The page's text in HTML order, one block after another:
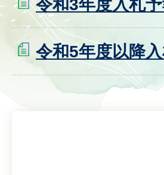
令和3年度入札
令和5年度以降